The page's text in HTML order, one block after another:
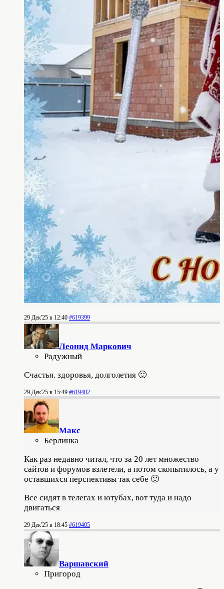
29 Дек'25 в 12:40 #619399
Леонид Маркович
Радужный
Счастья. здоровья, долголетия 🙂
29 Дек'25 в 15:49 #619402
Макс
Берлинка
Как раз недавно читал, что за 20 лет множество
сайтов и форумов взлетели, а потом скопытилось, а у
оставшихся перспективы так себе 🙂
Все сидят в телегах и ютубах, вот туда и надо
двигаться
29 Дек'25 в 18:45 #619405
Варшавский
Пригород